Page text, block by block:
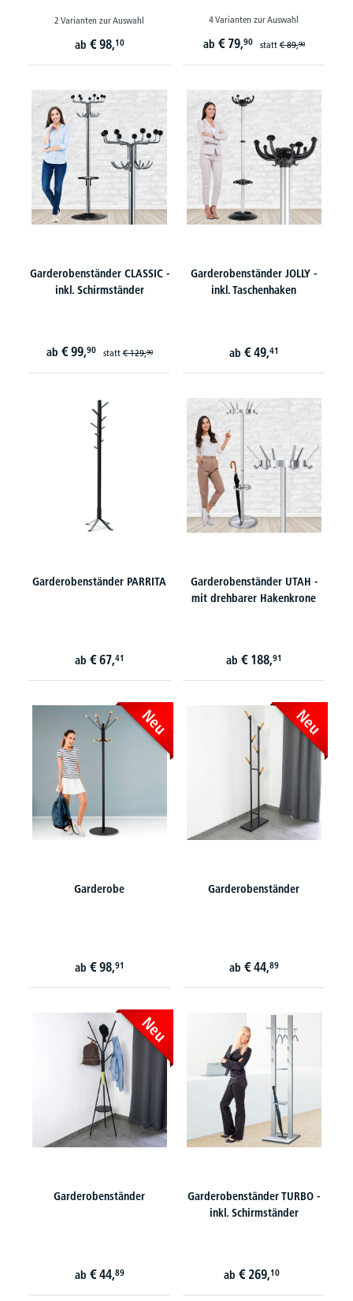
2 Varianten zur Auswahl
ab € 98,10
4 Varianten zur Auswahl
ab € 79,90 statt€ 89,90
Garderobenständer CLASSIC -
inkl. Schirmständer
ab € 99,90 statt€ 129,90
Garderobenständer JOLLY -
inkl. Taschenhaken
ab € 49,41
Garderobenständer PARRITA
ab € 67,41
Garderobenständer UTAH -
mit drehbarer Hakenkrone
ab € 188,91
Neu
Garderobe
ab € 98,91
Neu
Garderobenständer
ab € 44,89
Neu
Garderobenständer
ab € 44,89
Garderobenständer TURBO -
inkl. Schirmständer
ab € 269,10